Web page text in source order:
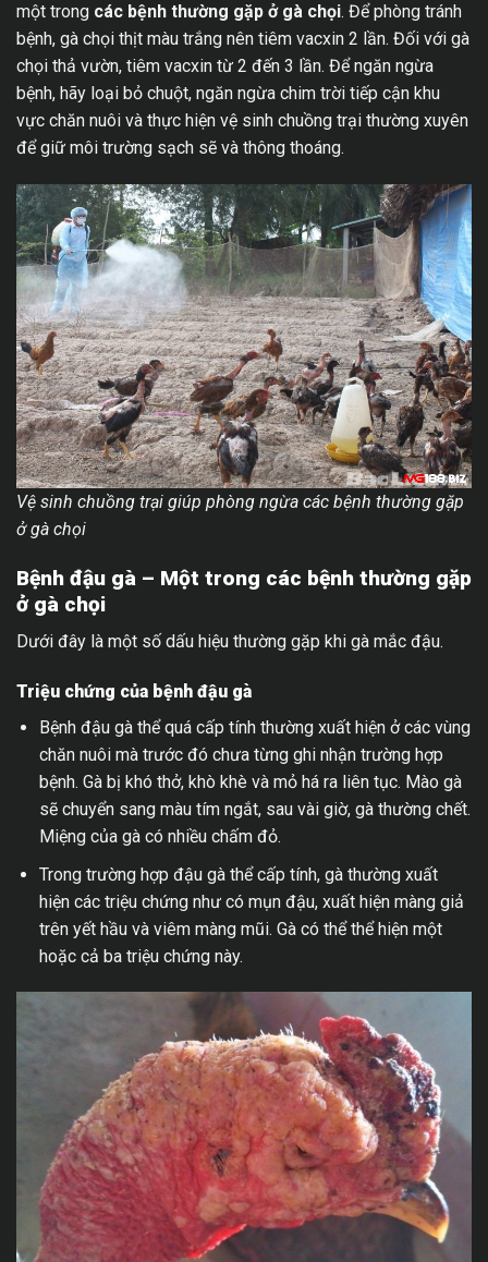
một trong các bệnh thường gặp ở gà chọi. Để phòng tránh
bệnh, gà chọi thịt màu trắng nên tiêm vacxin 2 lần. Đối với gà
chọi thả vườn, tiêm vacxin từ 2 đến 3 lần. Để ngăn ngừa
bệnh, hãy loại bỏ chuột, ngăn ngừa chim trời tiếp cận khu
vực chăn nuôi và thực hiện vệ sinh chuồng trại thường xuyên
để giữ môi trường sạch sẽ và thông thoáng.
Vệ sinh chuồng trại giúp phòng ngừa các bệnh thường gặp
ở gà chọi
Bệnh đậu gà – Một trong các bệnh thường gặp
ở gà chọi
Dưới đây là một số dấu hiệu thường gặp khi gà mắc đậu.
Triệu chứng của bệnh đậu gà
Bệnh đậu gà thể quá cấp tính thường xuất hiện ở các vùng
chăn nuôi mà trước đó chưa từng ghi nhận trường hợp
bệnh. Gà bị khó thở, khò khè và mỏ há ra liên tục. Mào gà
sẽ chuyển sang màu tím ngắt, sau vài giờ, gà thường chết.
Miệng của gà có nhiều chấm đỏ.
Trong trường hợp đậu gà thể cấp tính, gà thường xuất
hiện các triệu chứng như có mụn đậu, xuất hiện màng giả
trên yết hầu và viêm màng mũi. Gà có thể thể hiện một
hoặc cả ba triệu chứng này.